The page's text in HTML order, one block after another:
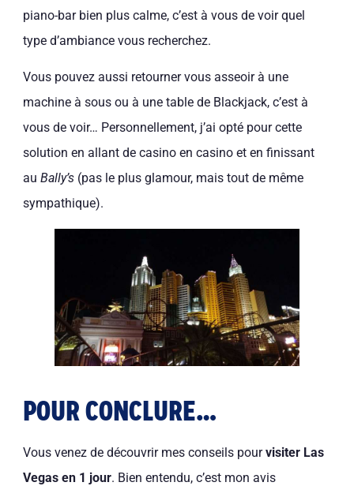
piano-bar bien plus calme, c’est à vous de voir quel
type d’ambiance vous recherchez.
Vous pouvez aussi retourner vous asseoir à une
machine à sous ou à une table de Blackjack, c’est à
vous de voir… Personnellement, j’ai opté pour cette
solution en allant de casino en casino et en finissant
au Bally’s(pas le plus glamour, mais tout de même
sympathique).
POUR CONCLURE…
Vous venez de découvrir mes conseils pourvisiter Las
Vegas en 1 jour. Bien entendu, c’est mon avis